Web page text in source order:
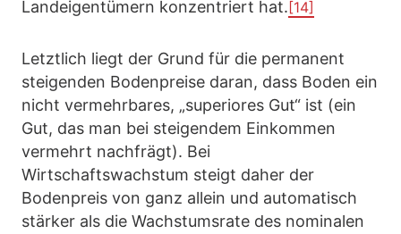
Landeigentümern konzentriert hat. [14]
Letztlich liegt der Grund für die permanent
steigenden Bodenpreise daran, dass Boden ein
nicht vermehrbares, „superiores Gut“ ist (ein
Gut, das man bei steigendem Einkommen
vermehrt nachfrägt). Bei
Wirtschaftswachstum steigt daher der
Bodenpreis von ganz allein und automatisch
stärker als die Wachstumsrate des nominalen